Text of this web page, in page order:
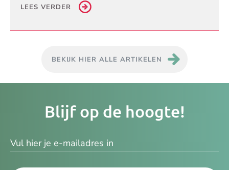
LEES VERDER
BEKIJK HIER ALLE ARTIKELEN
Blijf op de hoogte!